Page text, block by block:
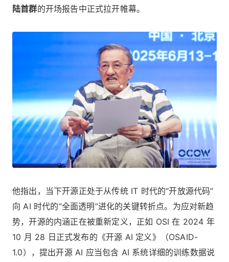
陆首群的开场报告中正式拉开帷幕。
他指出，当下开源正处于从传统 IT 时代的“开放源代码”
向 AI 时代的“全面透明”进化的关键转折点。为应对新趋
势，开源的内涵正在被重新定义，正如 OSI 在 2024 年
10 月 28 日正式发布的《开源 AI 定义》（OSAID-
1.0），提出开源 AI 应当包含 AI 系统详细的训练数据说